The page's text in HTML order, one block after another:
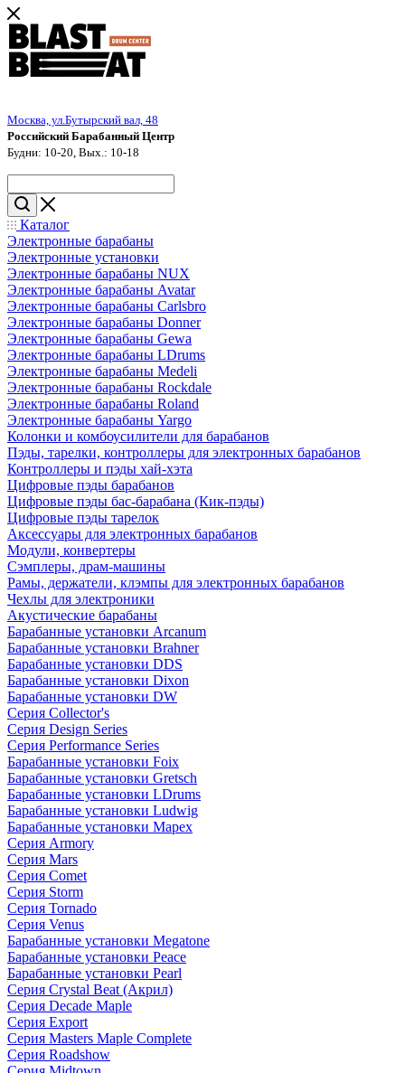
Москва, ул.Бутырский вал, 48
Российский Барабанный Центр
Будни: 10-20, Вых.: 10-18
Каталог
Электронные барабаны
Электронные установки
Электронные барабаны NUX
Электронные барабаны Avatar
Электронные барабаны Carlsbro
Электронные барабаны Donner
Электронные барабаны Gewa
Электронные барабаны LDrums
Электронные барабаны Medeli
Электронные барабаны Rockdale
Электронные барабаны Roland
Электронные барабаны Yargo
Колонки и комбоусилители для барабанов
Пэды, тарелки, контроллеры для электронных барабанов
Контроллеры и пэды хай-хэта
Цифровые пэды барабанов
Цифровые пэды бас-барабана (Кик-пэды)
Цифровые пэды тарелок
Аксессуары для электронных барабанов
Модули, конвертеры
Сэмплеры, драм-машины
Рамы, держатели, клэмпы для электронных барабанов
Чехлы для электроники
Акустические барабаны
Барабанные установки Arcanum
Барабанные установки Brahner
Барабанные установки DDS
Барабанные установки Dixon
Барабанные установки DW
Серия Collector's
Серия Design Series
Серия Performance Series
Барабанные установки Foix
Барабанные установки Gretsch
Барабанные установки LDrums
Барабанные установки Ludwig
Барабанные установки Mapex
Серия Armory
Серия Mars
Серия Comet
Серия Storm
Серия Tornado
Серия Venus
Барабанные установки Megatone
Барабанные установки Peace
Барабанные установки Pearl
Серия Crystal Beat (Акрил)
Серия Decade Maple
Серия Export
Серия Masters Maple Complete
Серия Roadshow